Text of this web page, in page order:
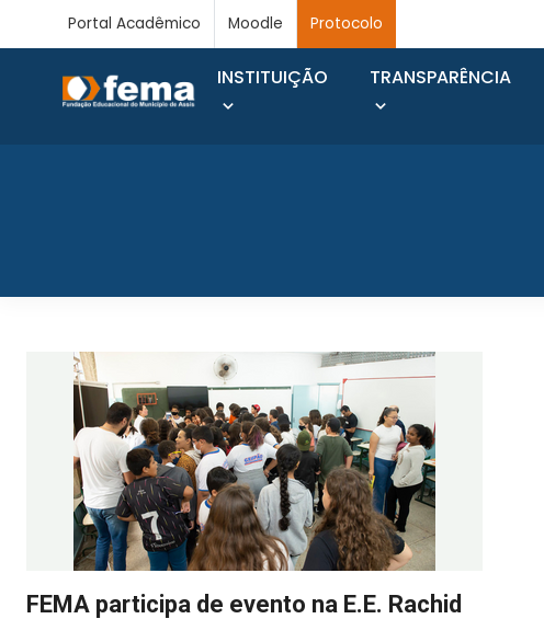
Portal Acadêmico Moodle Protocolo
INSTITUIÇÃO TRANSPARÊNCIA
FEMA participa de evento na E.E. Rachid